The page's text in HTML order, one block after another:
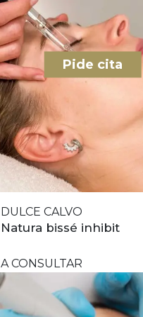
Pide cita
DULCE CALVO
Natura bissé inhibit
A CONSULTAR